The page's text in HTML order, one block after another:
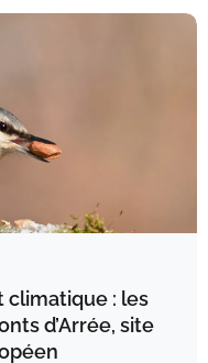
climatique : les
d’Arrée, site